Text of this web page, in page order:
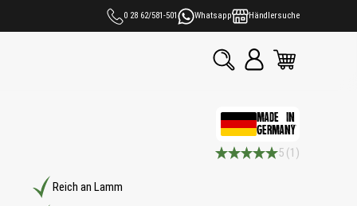
0 28 62/581-501 Whatsapp Händlersuche
MADE IN
GERMANY
5 (1)
Reich an Lamm